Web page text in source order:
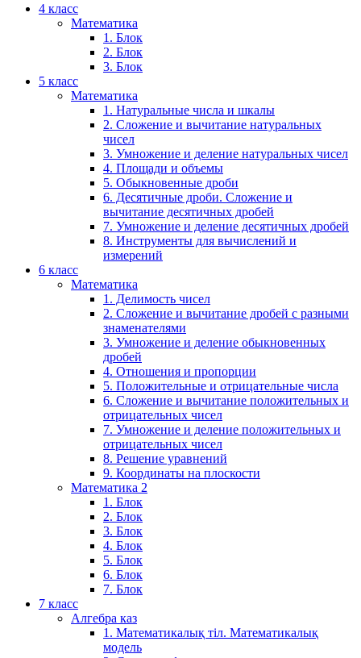
4 класс
Математика
1. Блок
2. Блок
3. Блок
5 класс
Математика
1. Натуральные числа и шкалы
2. Сложение и вычитание натуральных
чисел
3. Умножение и деление натуральных чисел
4. Площади и объемы
5. Обыкновенные дроби
6. Десятичные дроби. Сложение и
вычитание десятичных дробей
7. Умножение и деление десятичных дробей
8. Инструменты для вычислений и
измерений
6 класс
Математика
1. Делимость чисел
2. Сложение и вычитание дробей с разными
знаменателями
3. Умножение и деление обыкновенных
дробей
4. Отношения и пропорции
5. Положительные и отрицательные числа
6. Сложение и вычитание положительных и
отрицательных чисел
7. Умножение и деление положительных и
отрицательных чисел
8. Решение уравнений
9. Координаты на плоскости
Математика 2
1. Блок
2. Блок
3. Блок
4. Блок
5. Блок
6. Блок
7. Блок
7 класс
Алгебра каз
1. Математикалық тіл. Математикалық
модель